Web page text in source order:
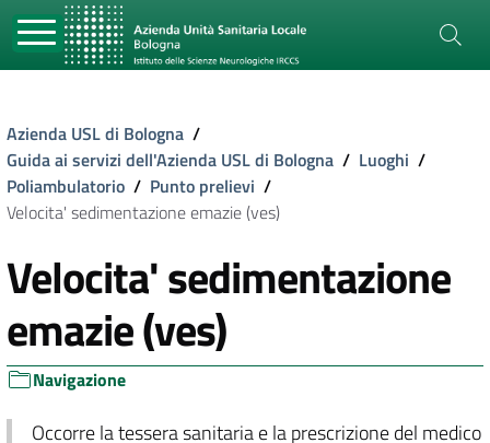
Azienda USL di Bologna /
Guida ai servizi dell'Azienda USL di Bologna / Luoghi /
Poliambulatorio / Punto prelievi /
Velocita' sedimentazione emazie (ves)
Velocita' sedimentazione
emazie (ves)
Navigazione
Occorre la tessera sanitaria e la prescrizione del medico